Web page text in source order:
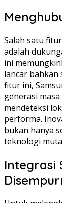
Salah satu
adalah
ini
lancar bahkan
fitur ini,
generasi
mendeteksi
performa.
bukan hanya
teknologi
Integrasi